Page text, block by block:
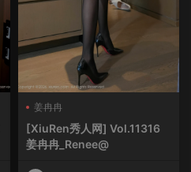
姜冉冉
[XiuRen秀人网] Vol.11316
姜冉冉_Renee@